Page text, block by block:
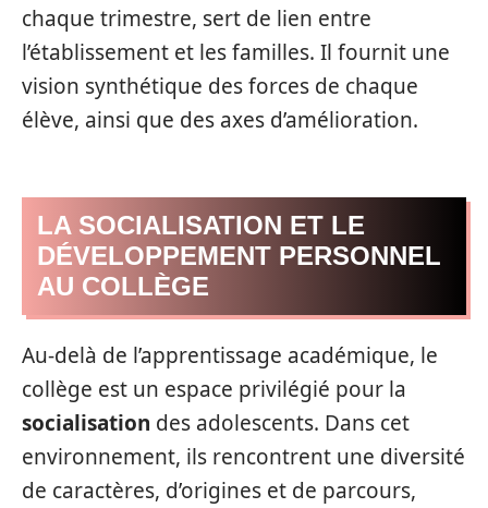
chaque trimestre, sert de lien entre
l’établissement et les familles. Il fournit une
vision synthétique des forces de chaque
élève, ainsi que des axes d’amélioration.
LA SOCIALISATION ET LE
DÉVELOPPEMENT PERSONNEL
AU COLLÈGE
Au-delà de l’apprentissage académique, le
collège est un espace privilégié pour la
socialisation des adolescents. Dans cet
environnement, ils rencontrent une diversité
de caractères, d’origines et de parcours,